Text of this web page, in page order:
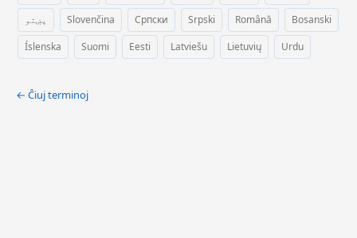
پښتو
Slovenčina Српски Srpski Română
Bosanski
Íslenska
Suomi Eesti Latviešu Lietuvių Urdu
← Ĉiuj terminoj